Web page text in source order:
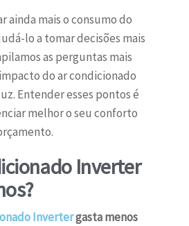
ainda mais o consumo do
lo a tomar decisões mais
as perguntas mais
do ar condicionado
Entender esses pontos é
melhor o seu conforto
Inverter
Invertergasta menos